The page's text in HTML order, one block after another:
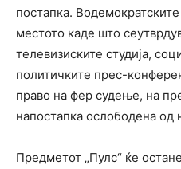
постапка.
местото каде што
телевизиските студија,
политичките прес-
право на фер судење, на
напостапка ослободена од
Предметот „Пулс“ ќе